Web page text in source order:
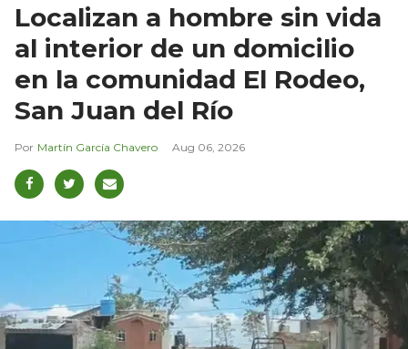
Localizan a hombre sin vida
al interior de un domicilio
en la comunidad El Rodeo,
San Juan del Río
Martín García Chavero Aug 06, 2026